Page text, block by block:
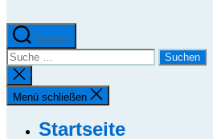
Suchen
Suche
nach:
Suche
schließen
Menü schließen
Startseite